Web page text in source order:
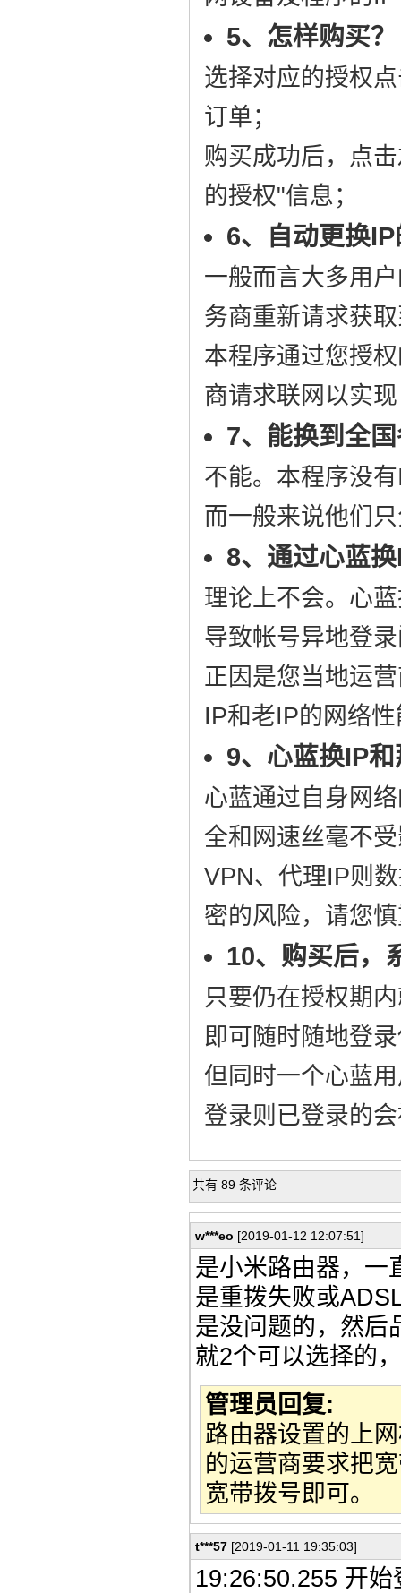
5、怎样购买？
选择对应的授权
订单；
购买成功后，点
的授权"信息；
6、自动更换
一般而言大多用
务商重新请求获
本程序通过您授
商请求联网以实
7、能换到全
不能。本程序没
而一般来说他们
8、通过心蓝
理论上不会。心
导致帐号异地登
正因是您当地运
IP和老IP的网络
9、心蓝换IP
心蓝通过自身网
全和网速丝毫不
VPN、代理IP则
密的风险，请您
10、购买后，
只要仍在授权期
即可随时随地登
但同时一个心蓝
登录则已登录的
共有 89 条评论
w***eo [2019-01-12 12:07:51]
是小米路由器，一
是重拨失败或
是没问题的，然后
就2个可以选择的
管理员回复:
路由器设置的上
的运营商要求把
宽带拨号即可。
t***57 [2019-01-11 19:35:03]
19:26:50.255 开始